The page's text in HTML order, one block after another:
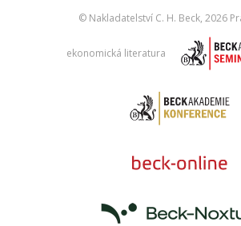
© Nakladatelství C. H. Beck, 2026
ekonomická literatura